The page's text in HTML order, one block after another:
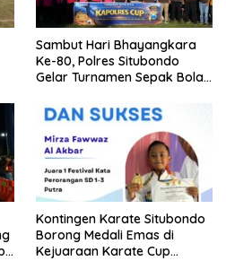
Sambut Hari Bhayangkara
Ke-80, Polres Situbondo
Gelar Turnamen Sepak Bola
Kontingen Karate Situbondo
Borong Medali Emas di
Kejuaraan Karate Cup